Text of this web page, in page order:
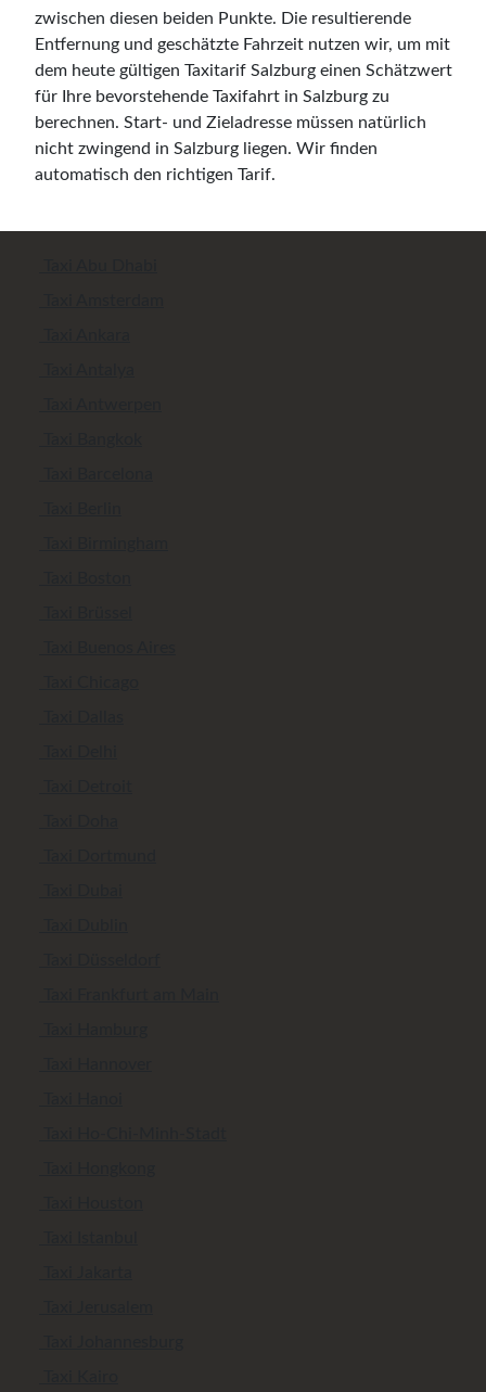
zwischen diesen beiden Punkte. Die resultierende
Entfernung und geschätzte Fahrzeit nutzen wir, um mit
dem heute gültigen Taxitarif Salzburg einen Schätzwert
für Ihre bevorstehende Taxifahrt in Salzburg zu
berechnen. Start- und Zieladresse müssen natürlich
nicht zwingend in Salzburg liegen. Wir finden
automatisch den richtigen Tarif.